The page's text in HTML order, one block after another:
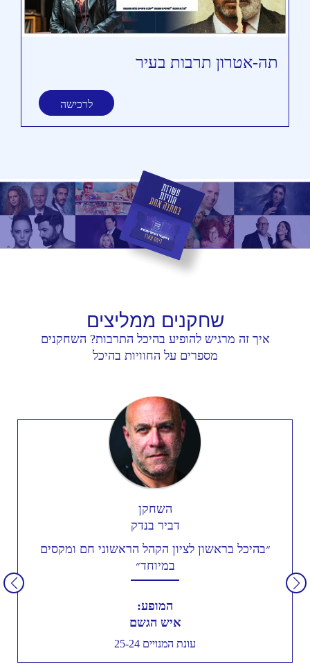
תה-אטרון תרבות בעיר
לרכישה
שחקנים ממליצים
איך זה מרגיש להופיע בהיכל התרבות? השחקנים
מספרים על החוויות בהיכל
השחקן
דביר בנדק
״בהיכל בראשון לציון הקהל הראשוני חם ומקסים
במיוחד״
המופע:
איש הגשם
עונת המנויים 25-24